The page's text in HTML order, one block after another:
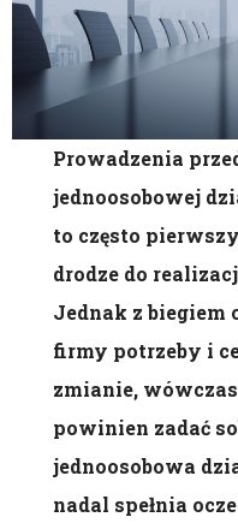
Prowadzenia
jednoosobowej
to często
drodze do
Jednak z biegiem
firmy potrzeby i
zmianie,
powinien zadać
jednoosobowa
nadal spełnia